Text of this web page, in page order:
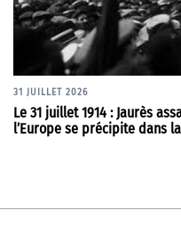
31 JUILLET 2026
Le 31 juillet 1914 : Jaurès
l’Europe se précipite dans